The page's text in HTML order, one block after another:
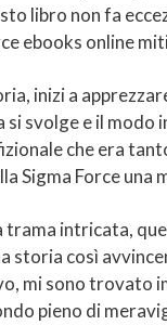
libro non fa
ebooks online
inizi a
si svolge e il
che era
Sigma Force una
intricata,
storia così
mi sono trovato
pieno di